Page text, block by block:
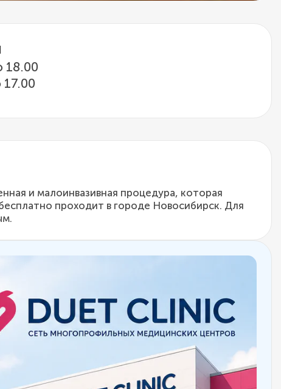
18.00
и малоинвазивная процедура, которая
проходит в городе Новосибирск. Для